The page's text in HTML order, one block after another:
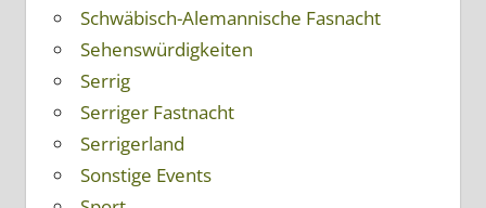
Schwäbisch-Alemannische Fasnacht
Sehenswürdigkeiten
Serrig
Serriger Fastnacht
Serrigerland
Sonstige Events